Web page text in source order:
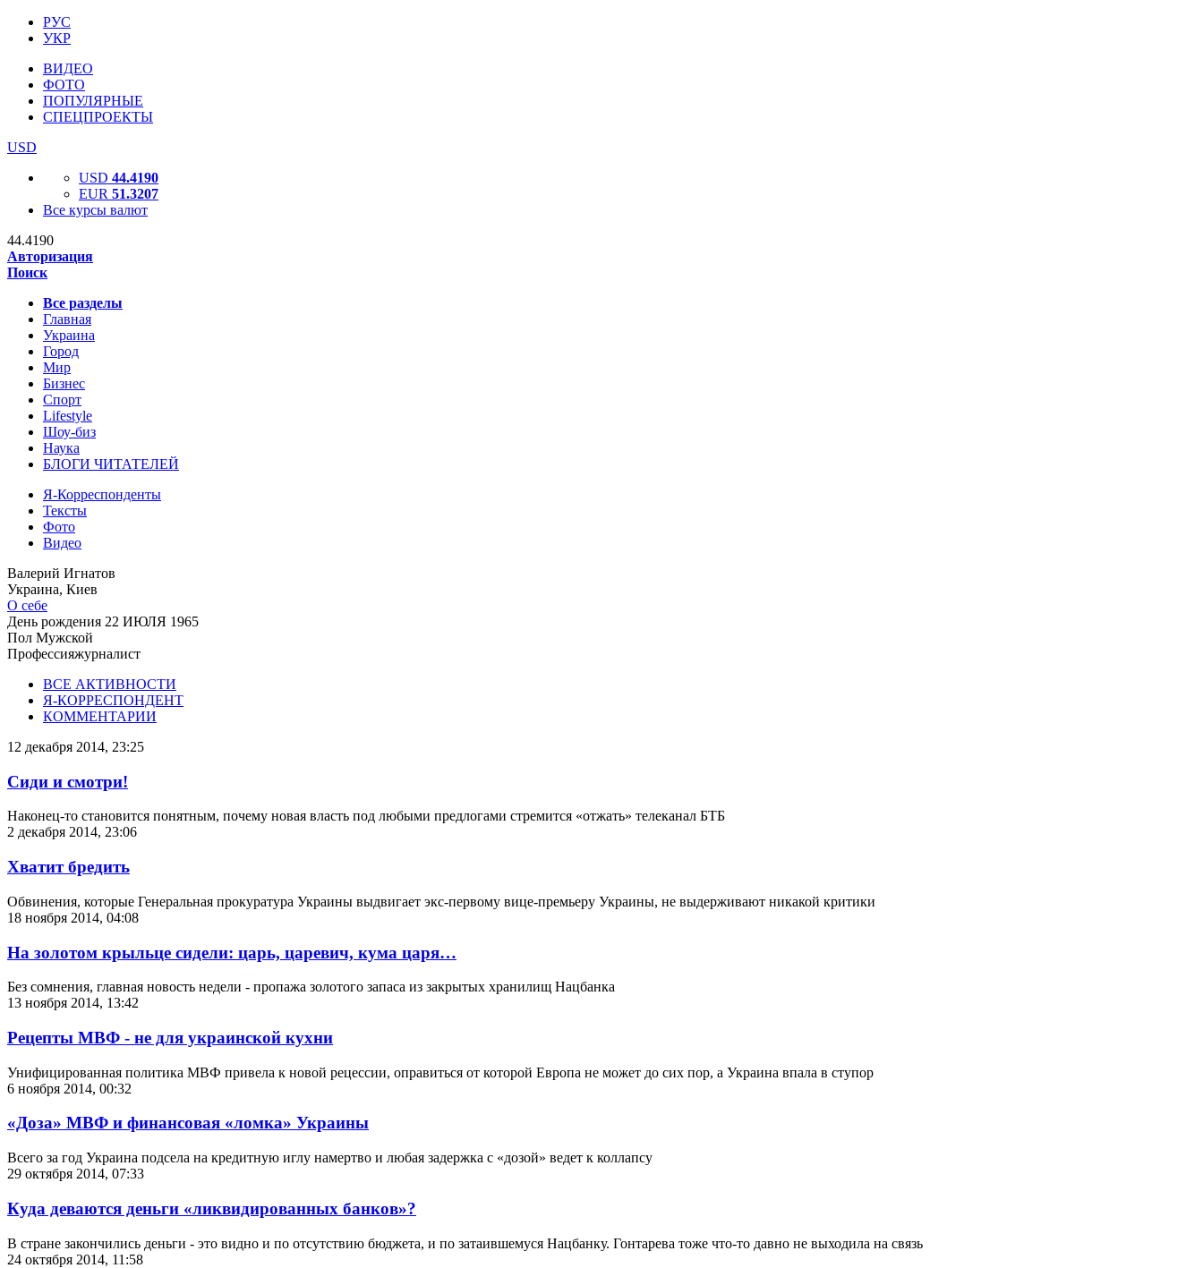
РУС
УКР
ВИДЕО
ФОТО
ПОПУЛЯРНЫЕ
СПЕЦПРОЕКТЫ
USD
USD 44.4190
EUR 51.3207
Все курсы валют
44.4190
Авторизация
Поиск
Все разделы
Главная
Украина
Город
Мир
Бизнес
Спорт
Lifestyle
Шоу-биз
Наука
БЛОГИ ЧИТАТЕЛЕЙ
Я-Корреспонденты
Тексты
Фото
Видео
Валерий Игнатов
Украина, Киев
О себе
День рождения 22 ИЮЛЯ 1965
Пол Мужской
Профессияжурналист
ВСЕ АКТИВНОСТИ
Я-КОРРЕСПОНДЕНТ
КОММЕНТАРИИ
12 декабря 2014, 23:25
Сиди и смотри!
Наконец-то становится понятным, почему новая власть под любыми предлогами стремится «отжать» телеканал БТБ
2 декабря 2014, 23:06
Хватит бредить
Обвинения, которые Генеральная прокуратура Украины выдвигает экс-первому вице-премьеру Украины, не выдерживают никакой критики
18 ноября 2014, 04:08
На золотом крыльце сидели: царь, царевич, кума царя…
Без сомнения, главная новость недели - пропажа золотого запаса из закрытых хранилищ Нацбанка
13 ноября 2014, 13:42
Рецепты МВФ - не для украинской кухни
Унифицированная политика МВФ привела к новой рецессии, оправиться от которой Европа не может до сих пор, а Украина впала в ступор
6 ноября 2014, 00:32
«Доза» МВФ и финансовая «ломка» Украины
Всего за год Украина подсела на кредитную иглу намертво и любая задержка с «дозой» ведет к коллапсу
29 октября 2014, 07:33
Куда деваются деньги «ликвидированных банков»?
В стране закончились деньги - это видно и по отсутствию бюджета, и по затаившемуся Нацбанку. Гонтарева тоже что-то давно не выходила на связь
24 октября 2014, 11:58